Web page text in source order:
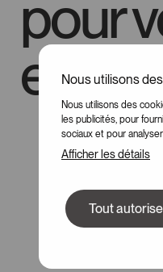
Nous utilisons
Nous utilisons des
les publicités, pour
sociaux et pour
Afficher les détails
Tout
pour